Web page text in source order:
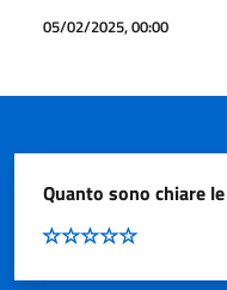
05/02/2025, 00:00
Quanto sono chiare